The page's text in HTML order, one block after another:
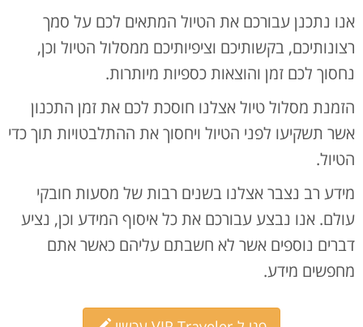
אנו נתכנן עבורכם את הטיול המתאים לכם על סמך
רצונותיכם, בקשותיכם וציפיותיכם ממסלול הטיול וכן,
נחסוך לכם זמן והוצאות כספיות מיותרות.
הזמנת מסלול טיול אצלנו חוסכת לכם את זמן התכנון
אשר תשקיעו לפני הטיול ויחסוך את ההתלבטויות תוך כדי
הטיול.
מידע רב נצבר אצלנו בשנים רבות של מסעות חובקי
עולם. אנו נבצע עבורכם את כל איסוף המידע וכן, נציע
דברים נוספים אשר לא חשבתם עליהם כאשר אתם
מחפשים מידע.